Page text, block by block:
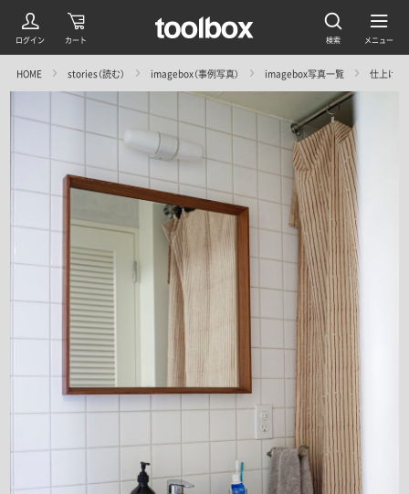
HOME stories（読む） imagebox（事例写真） imagebox写真一覧 仕上げ